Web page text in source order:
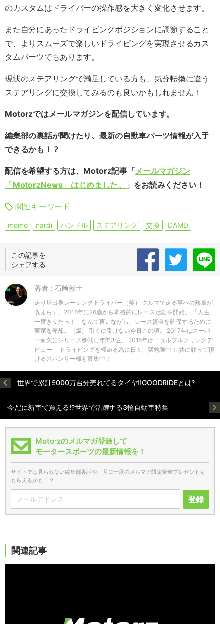
のカスタムはドライバーの操作感を大きく変化させます。
また自分にあったドライビングポジションに調節すること
で、よりスムーズで楽しいドライビングを実現させるカス
タムパーツでもあります。
現状のステアリングで満足している方も、気分転換に違う
ステアリングに交換してみるのも良いかもしれません！
Motorzではメールマガジンを配信しています。
編集部の裏話が聞けたり、最新の自動車パーツ情報が入手
できるかも！？
配信を希望する方は、Motorz記事「メールマガジン
「MotorzNews」はじめました。
」をお読みください！
関連キーワード
momo nardi ハンドル ステアリング 交換 DAMD
この記事を
シェアする
著者：石﨑敦士
走り屋出身レーシングドライバー（笑） クルマで走る事への熱量が
収まらず、2016年に26歳から本格的にレース活動を開始。 「人生
一度きりだっ！」なんて言いながら、レース資金を確保するために
実家を売却。（爆） 引くに引けない今日この頃。 2017年はスーパ
ー耐久にシリーズ参戦し年間3位。 2018年はニュルブルクリンクデ
ビュー！ ドライビングを極める為に日々、猛勉強中！ 共に戦って頂
けるスポンサー様も募集中！
世界で累計5000万台分売れてるタイヤ!!GOODRIDEとは?
今だに新車で買える!?世界で活躍する3輪自動車特集
Motorzのメルマガ登録して
モータースポーツの最新情報を！
サイトでは見られない編集部裏話や、月に一度のメルマガ限定豪華プレゼントも
もらえるかも！？
登録
関連記事